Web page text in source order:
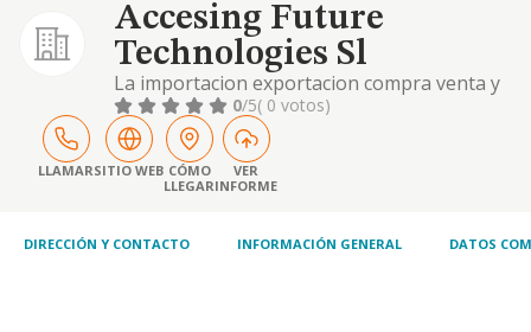
Accesing Future
Technologies Sl
La importacion exportacion compra venta y
distribucion de ordenadores y todos sus
componentes y accesorios.
0/5( 0 votos)
LLAMARSITIO WEB CÓMO
LLEGAR
VER
INFORME
DIRECCIÓN Y CONTACTO INFORMACIÓN GENERAL DATOS